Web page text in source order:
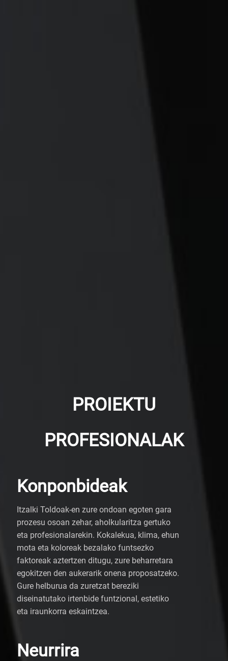
PROIEKTU
PROFESIONALAK
Konponbideak
Itzalki Toldoak-en zure ondoan egoten gara
prozesu osoan zehar, aholkularitza gertuko
eta profesionalarekin. Kokalekua, klima, ehun
mota eta koloreak bezalako funtsezko
faktoreak aztertzen ditugu, zure beharretara
egokitzen den aukerarik onena proposatzeko.
Gure helburua da zuretzat bereziki
diseinatutako irtenbide funtzional, estetiko
eta iraunkorra eskaintzea.
Neurrira